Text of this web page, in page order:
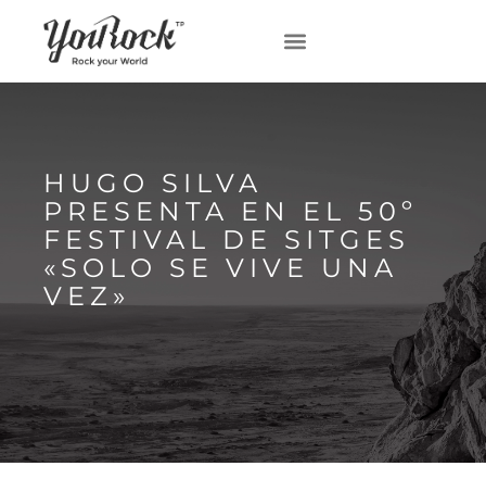
HUGO SILVA
PRESENTA EN EL 50º
FESTIVAL DE SITGES
«SOLO SE VIVE UNA
VEZ»